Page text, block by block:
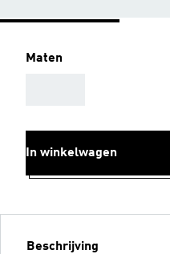
Maten
In winkelwagen
Beschrijving